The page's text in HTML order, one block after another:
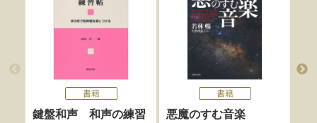
書籍
鍵盤和声 和声の練習
書籍
悪魔のすむ音楽